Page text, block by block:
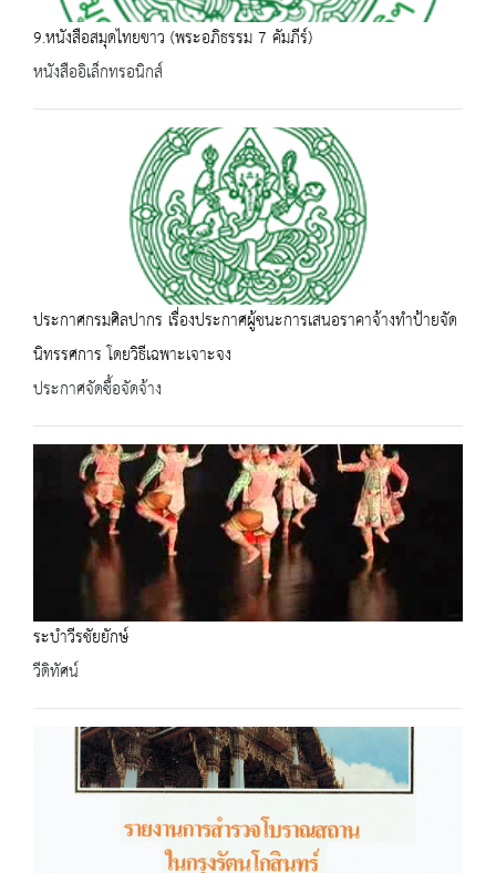
9.หนังสือสมุดไทยขาว (พระอภิธรรม 7 คัมภีร์)
หนังสืออิเล็กทรอนิกส์
ประกาศกรมศิลปากร เรื่องประกาศผู้ชนะการเสนอราคาจ้างทำป้ายจัด
นิทรรศการ โดยวิธีเฉพาะเจาะจง
ประกาศจัดซื้อจัดจ้าง
ระบำวีรชัยยักษ์
วีดิทัศน์